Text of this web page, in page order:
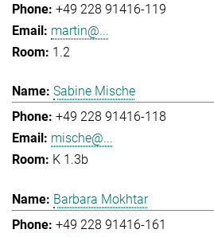
+49 228 91416-119
martin@...
1.2
Sabine Mische
+49 228 91416-118
mische@...
K 1.3b
Barbara Mokhtar
+49 228 91416-161